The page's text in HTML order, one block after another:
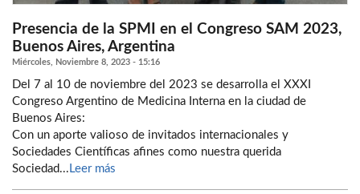
Presencia de la SPMI en el Congreso SAM 2023,
Buenos Aires, Argentina
Miércoles, Noviembre 8, 2023 - 15:16
Del 7 al 10 de noviembre del 2023 se desarrolla el XXXI
Congreso Argentino de Medicina Interna en la ciudad de
Buenos Aires:
Con un aporte valioso de invitados internacionales y
Sociedades Científicas afines como nuestra querida
Sociedad... Leer más